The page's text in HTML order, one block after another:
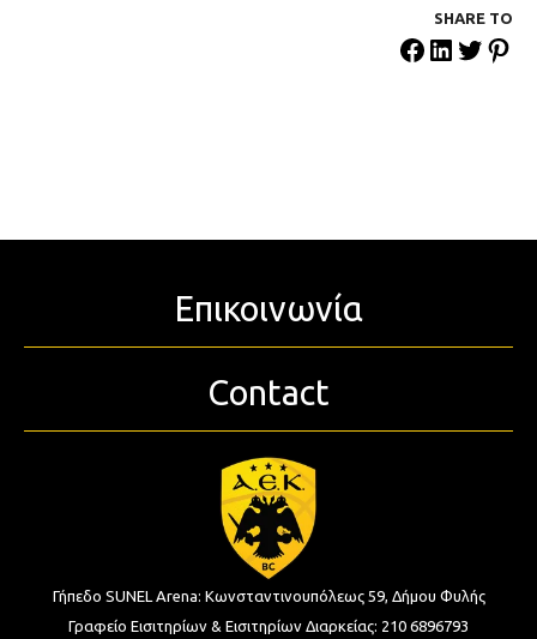
SHARE ΤΟ
Επικοινωνία
Contact
Γήπεδο SUNEL Arena: Κωνσταντινουπόλεως 59, Δήμου Φυλής
Γραφείο Εισιτηρίων & Εισιτηρίων Διαρκείας: 210 6896793